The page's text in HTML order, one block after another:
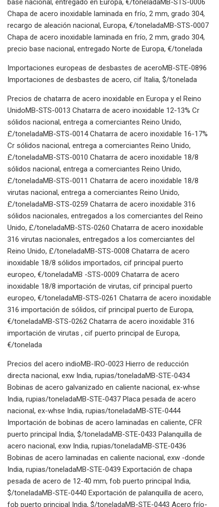
base nacional, entregado en Europa, €/toneladaMB-STS-0006
Chapa de acero inoxidable laminada en frío, 2 mm, grado 304,
recargo de aleación nacional, Europa, €/toneladaMB-STS-0007
Chapa de acero inoxidable laminada en frío, 2 mm, grado 304,
precio base nacional, entregado Norte de Europa, €/tonelada
Importaciones europeas de desbastes de aceroMB-STE-0896
Importaciones de desbastes de acero, cif Italia, $/tonelada
Precios de chatarra de acero inoxidable en Europa y el Reino
UnidoMB-STS-0013 Chatarra de acero inoxidable 12-13% Cr
sólidos nacional, entrega a comerciantes Reino Unido,
£/toneladaMB-STS-0014 Chatarra de acero inoxidable 16-17%
Cr sólidos nacional, entrega a comerciantes Reino Unido,
£/toneladaMB-STS-0010 Chatarra de acero inoxidable 18/8
sólidos nacional, entrega a comerciantes Reino Unido,
£/toneladaMB-STS-0011 Chatarra de acero inoxidable 18/8
virutas nacional, entrega a comerciantes Reino Unido,
£/toneladaMB-STS-0259 Chatarra de acero inoxidable 316
sólidos nacionales, entregados a los comerciantes del Reino
Unido, £/toneladaMB-STS-0260 Chatarra de acero inoxidable
316 virutas nacionales, entregados a los comerciantes del
Reino Unido, £/toneladaMB-STS-0008 Chatarra de acero
inoxidable 18/8 sólidos importados, cif principal puerto
europeo, €/toneladaMB -STS-0009 Chatarra de acero
inoxidable 18/8 importación de virutas, cif principal puerto
europeo, €/toneladaMB-STS-0261 Chatarra de acero inoxidable
316 importación de sólidos, cif principal puerto de Europa,
€/toneladaMB-STS-0262 Chatarra de acero inoxidable 316
importación de virutas , cif puerto principal de Europa,
€/tonelada
Precios del acero indioMB-IRO-0023 Hierro de reducción
directa nacional, exw India, rupias/toneladaMB-STE-0434
Bobinas de acero galvanizado en caliente nacional, ex-whse
India, rupias/toneladaMB-STE-0437 Placa pesada de acero
nacional, ex-whse India, rupias/toneladaMB-STE-0444
Importación de bobinas de acero laminadas en caliente, CFR
puerto principal India, $/toneladaMB-STE-0433 Palanquilla de
acero nacional, exw India, rupias/toneladaMB-STE-0436
Bobinas de acero laminadas en caliente nacional, exw -donde
India, rupias/toneladaMB-STE-0439 Exportación de chapa
pesada de acero de 12-40 mm, fob puerto principal India,
$/toneladaMB-STE-0440 Exportación de palanquilla de acero,
fob puerto principal India, $/toneladaMB-STE-0443 Acero frío-